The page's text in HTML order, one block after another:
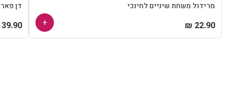
מרידול משחת שיניים לחינכי
22.90 ₪
+
דן
39.90 ₪